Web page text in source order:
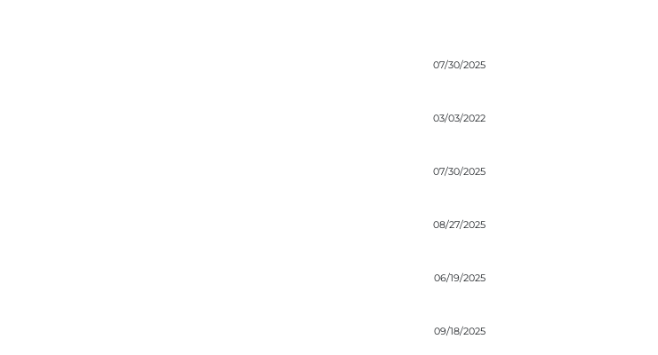
07/30/2025
03/03/2022
07/30/2025
08/27/2025
06/19/2025
09/18/2025